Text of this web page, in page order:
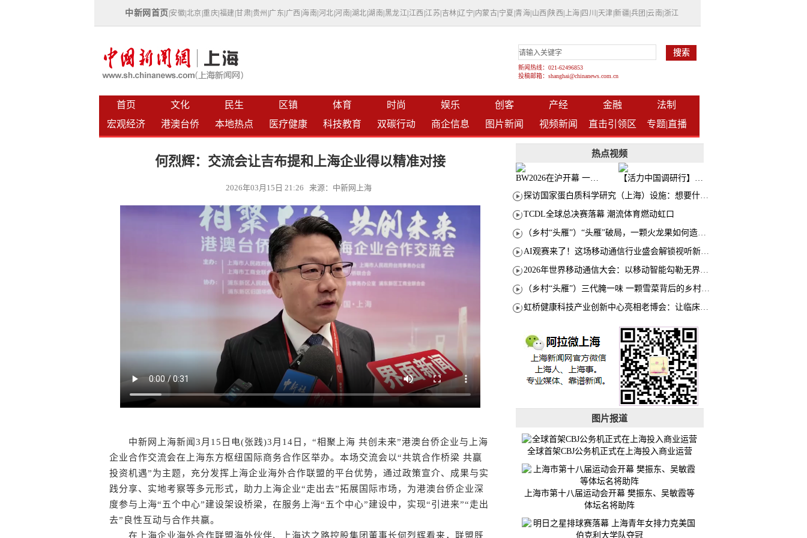
中新网首页 安徽 北京 |重庆 福建 |甘肃 贵州 广东 广西 海南 河北 |河南 湖北 |湖南 黑龙江 江西 江苏 吉林 |辽宁 内蒙古 宁夏 青海 山西 陕西 上海 四川 天津 |新疆 兵团 |云南 浙江
新闻热线：021-62496853
投稿邮箱：shanghai@chinanews.com.cn
首页 文化 民生 区镇 体育 时尚 娱乐 创客 产经 金融
法制
宏观经济
港澳台侨 本地热点 医疗健康 科技教育 双碳行动 商企信息 图片新闻 视频新闻 直击引领区 专题|直播
何烈辉：交流会让吉布提和上海企业得以精准对接
2026年03月15日 21:26 来源：中新网上海
中新网上海新闻3月15日电(张践)3月14日，“相聚上海 共创未来”港澳台侨企业与上海
企业合作交流会在上海东方枢纽国际商务合作区举办。本场交流会以“共筑合作桥梁 共赢
投资机遇”为主题，充分发挥上海企业海外合作联盟的平台优势，通过政策宣介、成果与实
践分享、实地考察等多元形式，助力上海企业“走出去”拓展国际市场，为港澳台侨企业深
度参与上海“五个中心”建设架设桥梁，在服务上海“五个中心”建设中，实现“引进来”“走出
去”良性互动与合作共赢。
在上海企业海外合作联盟海外伙伴、上海达之路控股集团董事长何烈辉看来，联盟既
热点视频
BW2026在沪开幕 一众次元品牌集中发布全新企划
【活力中国调研行】上海机器人研究院以技术标准撬动长三角智造协同
探访国家蛋白质科学研究（上海）设施：想要什么蛋白 AI直接设计合成
TCDL全球总决赛落幕 潮流体育燃动虹口
（乡村“头雁”）“头雁”破局，一颗火龙果如何造就沪上乡村特色产业化路径
AI观赛来了！这场移动通信行业盛会解锁视听新玩法
2026年世界移动通信大会：以移动智能勾勒无界普惠新愿景
（乡村“头雁”）三代腌一味 一颗雪菜背后的乡村致富经
虹桥健康科技产业创新中心亮相老博会：让临床“需求”定义银发经济新生态
图片报道
全球首架CBJ公务机正式在上海投入商业运营
上海市第十八届运动会开幕 樊振东、吴敏霞等
体坛名将助阵